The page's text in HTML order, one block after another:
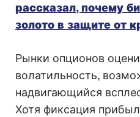
рассказал, почему
золото в защите от
Рынки опционов
волатильность,
надвигающийся
Хотя фиксация